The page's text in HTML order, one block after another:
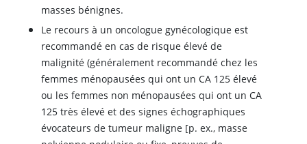
masses bénignes.
Le recours à un oncologue gynécologique est
recommandé en cas de risque élevé de
malignité (généralement recommandé chez les
femmes ménopausées qui ont un CA 125 élevé
ou les femmes non ménopausées qui ont un CA
125 très élevé et des signes échographiques
évocateurs de tumeur maligne [p. ex., masse